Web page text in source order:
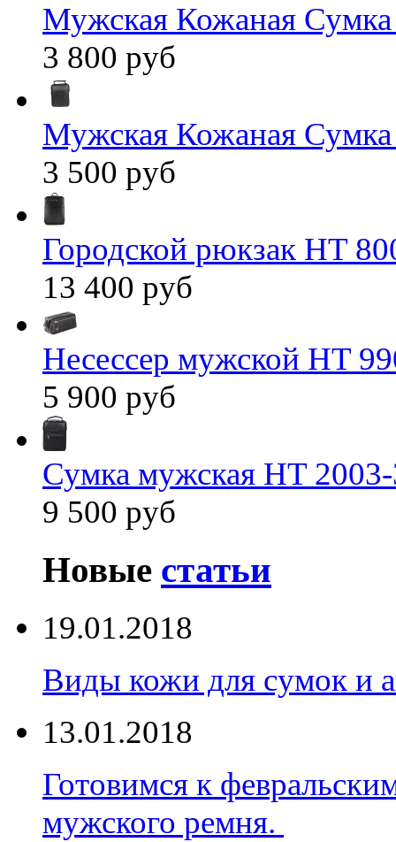
Мужская Кожаная
3 800 руб
Мужская Кожаная
3 500 руб
Городской рюкзак HT
13 400 руб
Несессер мужской HT
5 900 руб
Сумка мужская HT
9 500 руб
Новые статьи
19.01.2018
Виды кожи для сумок и
13.01.2018
Готовимся к
мужского ремня.